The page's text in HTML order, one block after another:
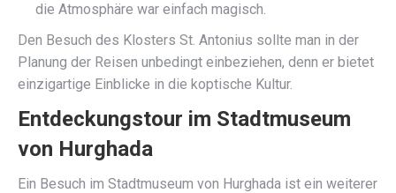
die Atmosphäre war einfach magisch.
Den Besuch des Klosters St. Antonius sollte man in der
Planung der Reisen unbedingt einbeziehen, denn er bietet
einzigartige Einblicke in die koptische Kultur.
Entdeckungstour im Stadtmuseum
von Hurghada
Ein Besuch im Stadtmuseum von Hurghada ist ein weiterer